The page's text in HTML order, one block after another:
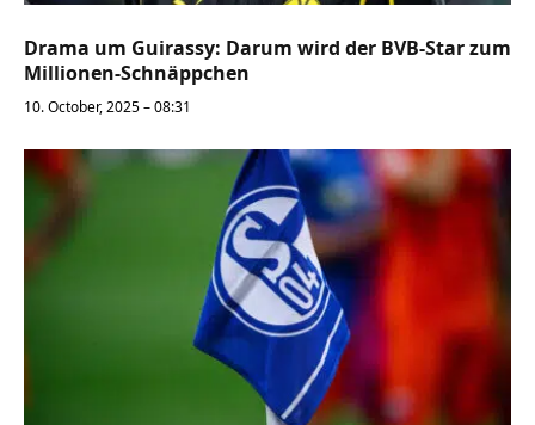
Drama um Guirassy: Darum wird der BVB-Star zum
Millionen-Schnäppchen
10. October, 2025 – 08:31